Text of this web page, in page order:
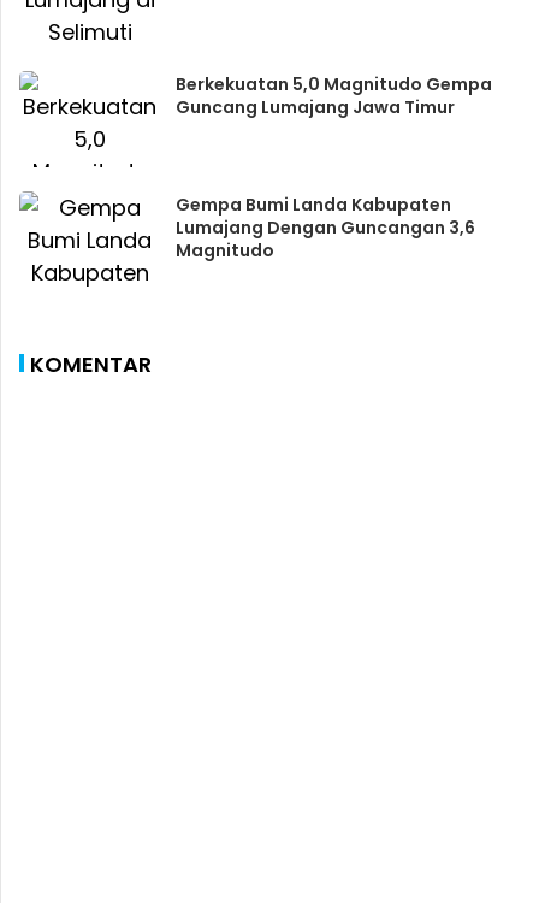
Berkekuatan 5,0 Magnitudo Gempa
Guncang Lumajang Jawa Timur
Gempa Bumi Landa Kabupaten
Lumajang Dengan Guncangan 3,6
Magnitudo
KOMENTAR